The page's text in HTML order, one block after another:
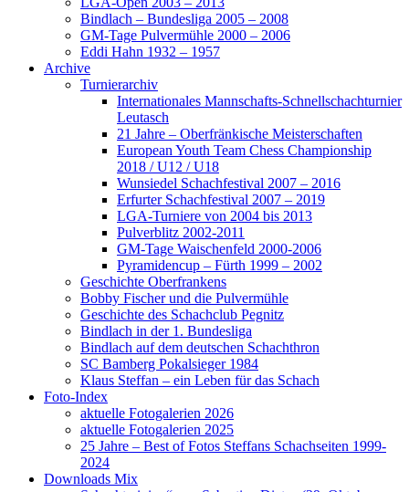
Bindlach – Bundesliga 2005 – 2008
GM-Tage Pulvermühle 2000 – 2006
Eddi Hahn 1932 – 1957
Archive
Turnierarchiv
Internationales Mannschafts-Schnellschachturnier
Leutasch
21 Jahre – Oberfränkische Meisterschaften
European Youth Team Chess Championship
2018 / U12 / U18
Wunsiedel Schachfestival 2007 – 2016
Erfurter Schachfestival 2007 – 2019
LGA-Turniere von 2004 bis 2013
Pulverblitz 2002-2011
GM-Tage Waischenfeld 2000-2006
Pyramidencup – Fürth 1999 – 2002
Geschichte Oberfrankens
Bobby Fischer und die Pulvermühle
Geschichte des Schachclub Pegnitz
Bindlach in der 1. Bundesliga
Bindlach auf dem deutschen Schachthron
SC Bamberg Pokalsieger 1984
Klaus Steffan – ein Leben für das Schach
Foto-Index
aktuelle Fotogalerien 2026
aktuelle Fotogalerien 2025
25 Jahre – Best of Fotos Steffans Schachseiten 1999-
2024
Downloads Mix